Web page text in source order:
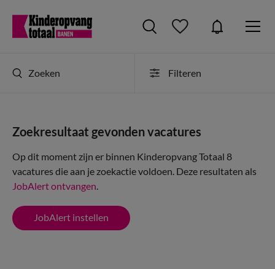
Zoeken Filteren
Zoekresultaat gevonden vacatures
Op dit moment zijn er binnen Kinderopvang Totaal 8
vacatures die aan je zoekactie voldoen. Deze resultaten als
JobAlert ontvangen.
JobAlert instellen